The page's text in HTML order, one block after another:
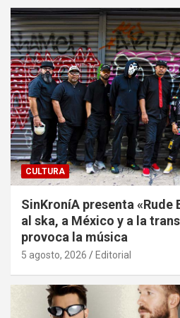
CULTURA
SinKroníA presenta «Rude
al ska, a México y a la
provoca la música
5 agosto, 2026 Editorial